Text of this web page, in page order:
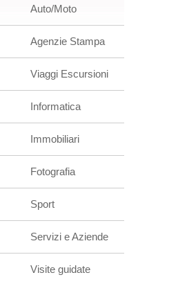
Auto/Moto
Agenzie Stampa
Viaggi Escursioni
Informatica
Immobiliari
Fotografia
Sport
Servizi e Aziende
Visite guidate